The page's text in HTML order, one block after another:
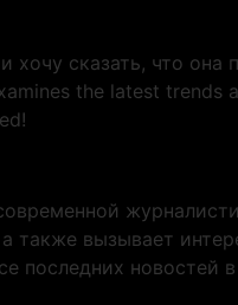
сказать, что она
the latest trends
также вызывает
последних новостей